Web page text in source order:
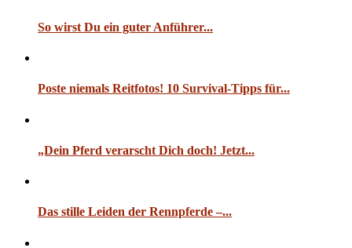
So wirst Du ein guter Anführer...
Poste niemals Reitfotos! 10 Survival-Tipps für...
„Dein Pferd verarscht Dich doch! Jetzt...
Das stille Leiden der Rennpferde –...